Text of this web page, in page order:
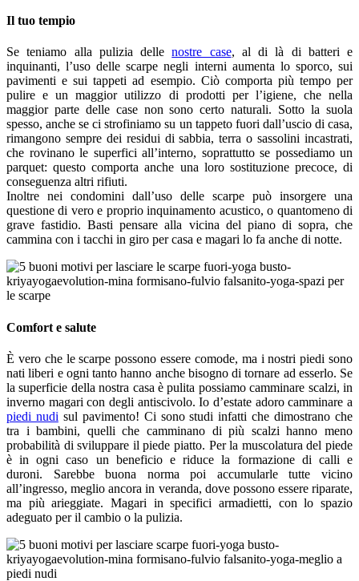
Il tuo tempio
Se teniamo alla pulizia dellenostre case, al di là di batteri e
inquinanti, l’uso delle scarpe negli interni aumenta lo sporco, sui
pavimenti e sui tappeti ad esempio. Ciò comporta più tempo per
pulire e un maggior utilizzo di prodotti per l’igiene, che nella
maggior parte delle case non sono certo naturali. Sotto la suola
spesso, anche se ci strofiniamo su un tappeto fuori dall’uscio di casa,
rimangono sempre dei residui di sabbia, terra o sassolini incastrati,
che rovinano le superfici all’interno, soprattutto se possediamo un
parquet: questo comporta anche una loro sostituzione precoce, di
conseguenza altri rifiuti.
Inoltre nei condomini dall’uso delle scarpe può insorgere una
questione di vero e proprio inquinamento acustico, o quantomeno di
grave fastidio. Basti pensare alla vicina del piano di sopra, che
cammina con i tacchi in giro per casa e magari lo fa anche di notte.
Comfort e salute
È vero che le scarpe possono essere comode, ma i nostri piedi sono
nati liberi e ogni tanto hanno anche bisogno di tornare ad esserlo. Se
la superficie della nostra casa è pulita possiamo camminare scalzi, in
inverno magari con degli antiscivolo. Io d’estate adoro camminare a
piedi nudi sul pavimento! Ci sono studi infatti che dimostrano che
tra i bambini, quelli che camminano di più scalzi hanno meno
probabilità di sviluppare il piede piatto. Per la muscolatura del piede
è in ogni caso un beneficio e riduce la formazione di calli e
duroni. Sarebbe buona norma poi accumularle tutte vicino
all’ingresso, meglio ancora in veranda, dove possono essere riparate,
ma più arieggiate. Magari in specifici armadietti, con lo spazio
adeguato per il cambio o la pulizia.